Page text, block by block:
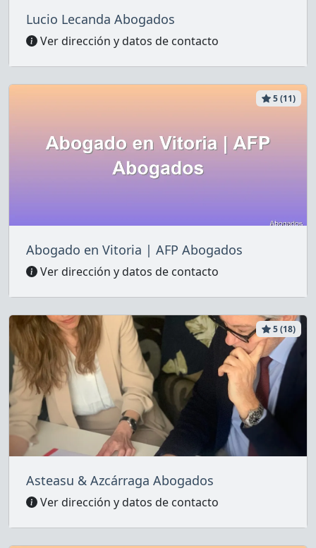
Lucio Lecanda Abogados
Ver dirección y datos de contacto
5 (11)
Abogado en Vitoria | AFP Abogados
Ver dirección y datos de contacto
5 (18)
Asteasu & Azcárraga Abogados
Ver dirección y datos de contacto